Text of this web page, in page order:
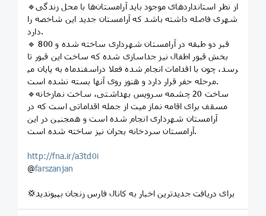
🔹از نظر استانداردهای موجود باید آرامستان‌ها با محل زندگی
شهری فاصله داشته باشد که آرامستان جدید این شاخصه را
دارد.
🔹 800 قبر دو طبقه در آرامستان شهرداری ساخته شده و
بخش قبور اطفال نیز جداسازی شده که ساخت این قبور تا
اسفندماه به پایان می‎رسد، چون با اقدامات انجام شده فعلا در
مرحله حفر قرار دارد و هنوز روی آنها بسته نشده است.
🔹ساخت 20 چشمه سرویس بهداشتی، ساخت نمازخانه
مسقف برای اقامه نماز میت از جمله اقداماتی است که در
آرامستان شهرداری انجام شده است و همجنین در این
آرامستان سردخانه بحران نیز ساخته شده است.
http://fna.ir/a3td0i
@farszanjan
💢برای دریافت جدیدترین اخبار به کانال فارس زنجان بپیوندید